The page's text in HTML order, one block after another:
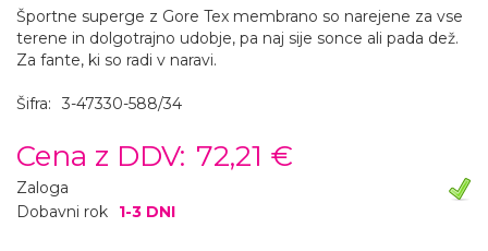
Športne superge z Gore Tex membrano so narejene za vse
terene in dolgotrajno udobje, pa naj sije sonce ali pada dež.
Za fante, ki so radi v naravi.
Šifra: 3-47330-588/34
Cena z DDV: 72,21 €
Zaloga
Dobavni rok
1-3 DNI